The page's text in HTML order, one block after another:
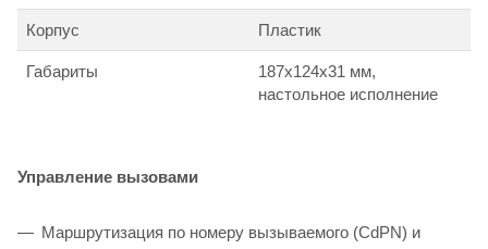
Корпус Пластик
Габариты
187х124х31 мм,
настольное исполнение
Управление вызовами
Маршрутизация по номеру вызываемого (CdPN) и